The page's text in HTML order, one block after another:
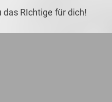
RIchtige für dich!